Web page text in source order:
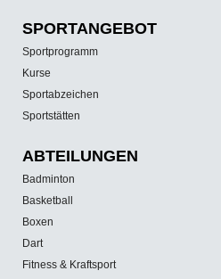
SPORT­ANGEBOT
Sportprogramm
Kurse
Sportabzeichen
Sportstätten
ABTEILUNGEN
Badminton
Basketball
Boxen
Dart
Fitness & Kraftsport